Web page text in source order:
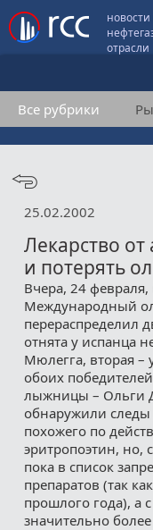
отрасли
Все рубрики
25.02.2002
Лекарство
и потерять
Вчера, 24
Международный
перераспределил
отнята у испанца
Мюлегга, вторая –
обоих
лыжницы – Ольги
обнаружили следы
похожего по
эритропоэтин, но,
пока в список
препаратов (так
прошлого года), а
значительно